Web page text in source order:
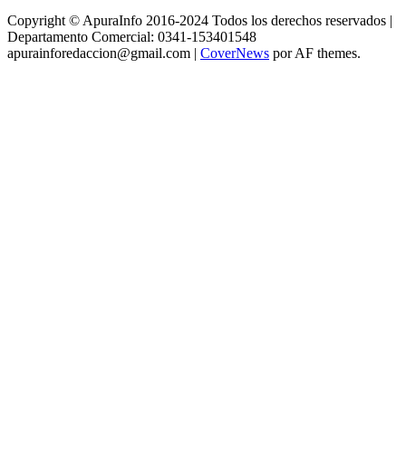
Copyright © ApuraInfo 2016-2024 Todos los derechos reservados |
Departamento Comercial: 0341-153401548
apurainforedaccion@gmail.com | CoverNews por AF themes.